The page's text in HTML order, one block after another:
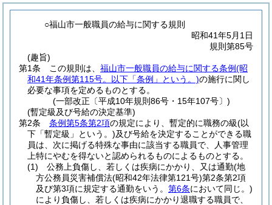
○福山市一般職員の給与に関する規則
昭和41年5月1日
規則第85号
(趣旨)
第1条
この規則は、 福山市一般職員の給与に関する条例(昭
和41年条例第115号。以下「条例」という。)の施行に関し
必要な事項を定めるものとする。
(一部改正〔平成10年規則86号・15年107号〕)
(暫定級及び号給の決定基準)
第2条
条例第5条第2項の規定により、暫定的に職務の級(以
下「暫定級」という。)及び号給を決定することができる職
員は、次に掲げる特殊な事由に該当する職員で、人事管理
上特にやむを得ないと認められるものによるものとする。
(1)
公務上負傷し、若しくは疾病にかかり、又は通勤(地
方公務員災害補償法(昭和42年法律第121号)第2条第2項
及び第3項に規定する通勤をいう。 第6条において同じ。)
により負傷し、若しくは疾病にかかり退職する職員で、